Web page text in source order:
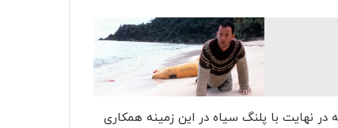
نهایت با پلنگ سیاه در این زمینه همکاری